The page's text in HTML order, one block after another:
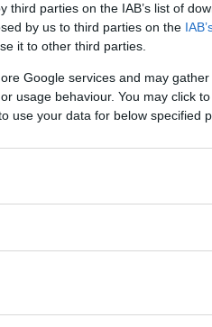
parties on the IAB’s list of
by us to third parties on the
it to other third parties.
Google services and may
usage behaviour. You may click
use your data for below specified
MEDITAZIONE
Living
caratteristiche che
del